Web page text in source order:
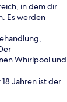
in dem dir
Es werden
Whirlpool und
Jahren ist der